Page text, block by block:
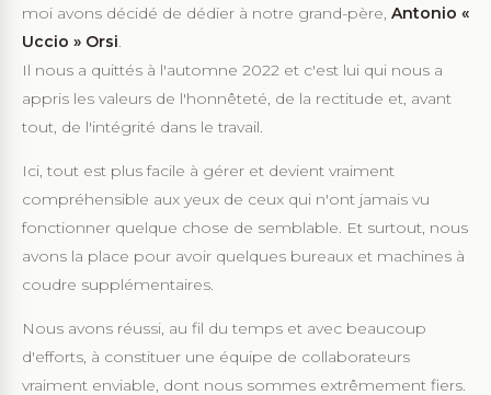
moi avons décidé de dédier à notre grand-père, Antonio «
Uccio » Orsi.
Il nous a quittés à l'automne 2022 et c'est lui qui nous a
appris les valeurs de l'honnêteté, de la rectitude et, avant
tout, de l'intégrité dans le travail.
Ici, tout est plus facile à gérer et devient vraiment
compréhensible aux yeux de ceux qui n'ont jamais vu
fonctionner quelque chose de semblable. Et surtout, nous
avons la place pour avoir quelques bureaux et machines à
coudre supplémentaires.
Nous avons réussi, au fil du temps et avec beaucoup
d'efforts, à constituer une équipe de collaborateurs
vraiment enviable, dont nous sommes extrêmement fiers.